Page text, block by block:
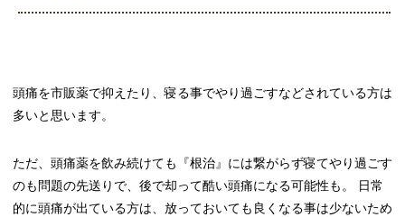
頭痛を市販薬で抑えたり、寝る事でやり過ごすなどされている方は
多いと思います。
ただ、頭痛薬を飲み続けても『根治』には繋がらず寝てやり過ごす
のも問題の先送りで、後で却って酷い頭痛になる可能性も。 日常
的に頭痛が出ている方は、放っておいても良くなる事は少ないため